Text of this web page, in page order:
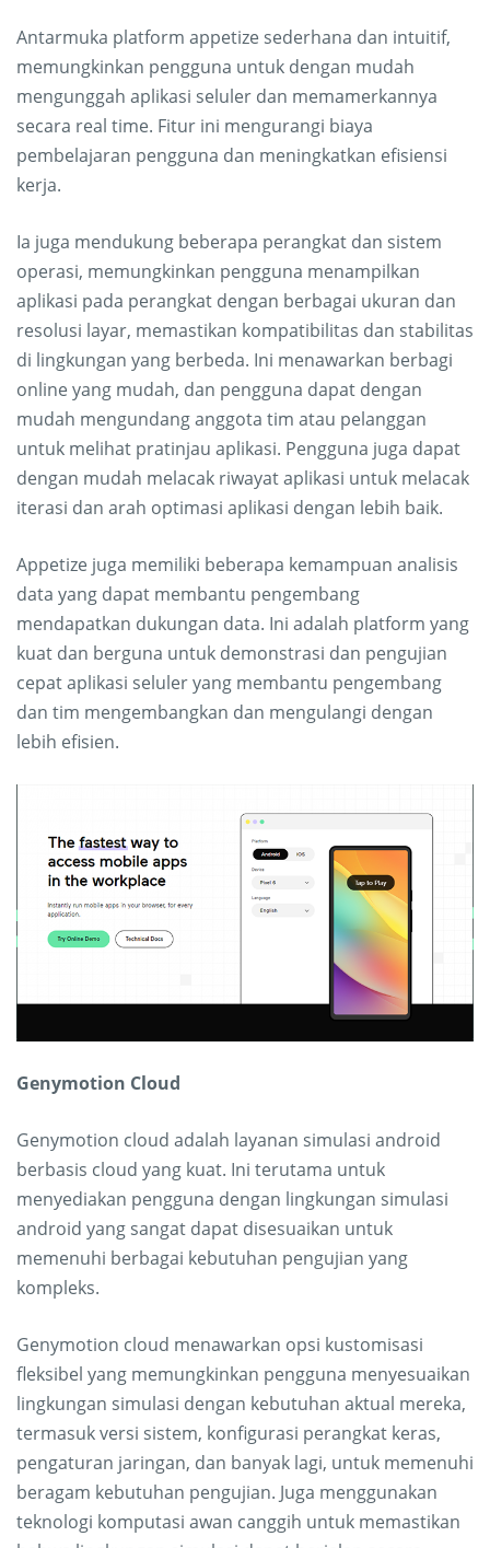
Antarmuka platform appetize sederhana dan intuitif,
memungkinkan pengguna untuk dengan mudah
mengunggah aplikasi seluler dan memamerkannya
secara real time. Fitur ini mengurangi biaya
pembelajaran pengguna dan meningkatkan efisiensi
kerja.
Ia juga mendukung beberapa perangkat dan sistem
operasi, memungkinkan pengguna menampilkan
aplikasi pada perangkat dengan berbagai ukuran dan
resolusi layar, memastikan kompatibilitas dan stabilitas
di lingkungan yang berbeda. Ini menawarkan berbagi
online yang mudah, dan pengguna dapat dengan
mudah mengundang anggota tim atau pelanggan
untuk melihat pratinjau aplikasi. Pengguna juga dapat
dengan mudah melacak riwayat aplikasi untuk melacak
iterasi dan arah optimasi aplikasi dengan lebih baik.
Appetize juga memiliki beberapa kemampuan analisis
data yang dapat membantu pengembang
mendapatkan dukungan data. Ini adalah platform yang
kuat dan berguna untuk demonstrasi dan pengujian
cepat aplikasi seluler yang membantu pengembang
dan tim mengembangkan dan mengulangi dengan
lebih efisien.
Genymotion Cloud
Genymotion cloud adalah layanan simulasi android
berbasis cloud yang kuat. Ini terutama untuk
menyediakan pengguna dengan lingkungan simulasi
android yang sangat dapat disesuaikan untuk
memenuhi berbagai kebutuhan pengujian yang
kompleks.
Genymotion cloud menawarkan opsi kustomisasi
fleksibel yang memungkinkan pengguna menyesuaikan
lingkungan simulasi dengan kebutuhan aktual mereka,
termasuk versi sistem, konfigurasi perangkat keras,
pengaturan jaringan, dan banyak lagi, untuk memenuhi
beragam kebutuhan pengujian. Juga menggunakan
teknologi komputasi awan canggih untuk memastikan